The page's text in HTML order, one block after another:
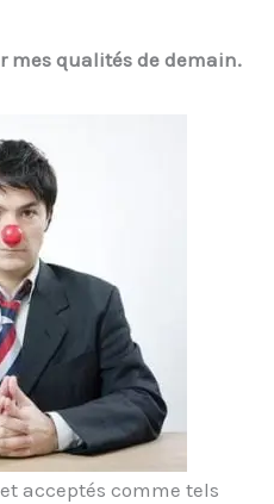
mes qualités de demain.
acceptés comme tels